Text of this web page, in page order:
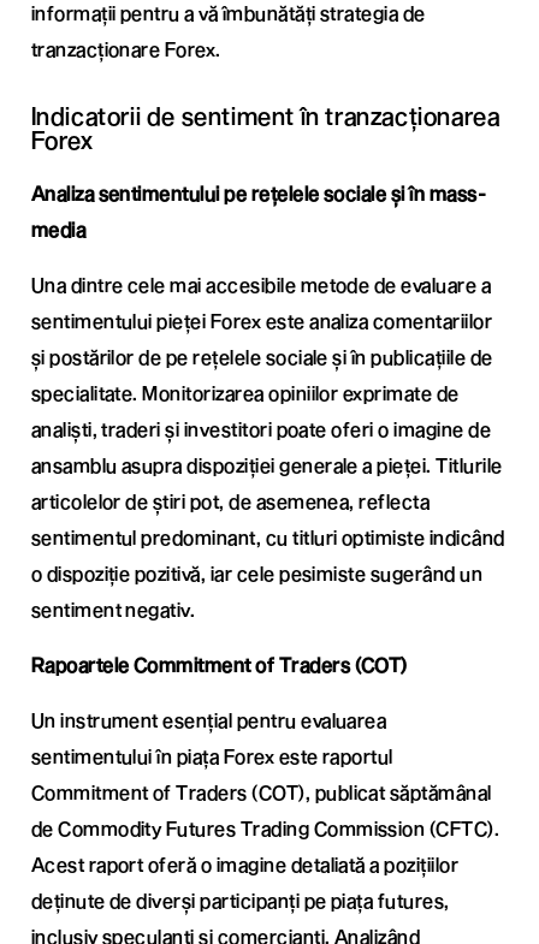
informații pentru a vă îmbunătăți strategia de
tranzacționare Forex.
Indicatorii de sentiment în tranzacționarea
Forex
Analiza sentimentului pe rețelele sociale și în mass-
media
Una dintre cele mai accesibile metode de evaluare a
sentimentului pieței Forex este analiza comentariilor
și postărilor de pe rețelele sociale și în publicațiile de
specialitate. Monitorizarea opiniilor exprimate de
analiști, traderi și investitori poate oferi o imagine de
ansamblu asupra dispoziției generale a pieței. Titlurile
articolelor de știri pot, de asemenea, reflecta
sentimentul predominant, cu titluri optimiste indicând
o dispoziție pozitivă, iar cele pesimiste sugerând un
sentiment negativ.
Rapoartele Commitment of Traders (COT)
Un instrument esențial pentru evaluarea
sentimentului în piața Forex este raportul
Commitment of Traders (COT), publicat săptămânal
de Commodity Futures Trading Commission (CFTC).
Acest raport oferă o imagine detaliată a pozițiilor
deținute de diverși participanți pe piața futures,
inclusiv speculanți și comercianți. Analizând